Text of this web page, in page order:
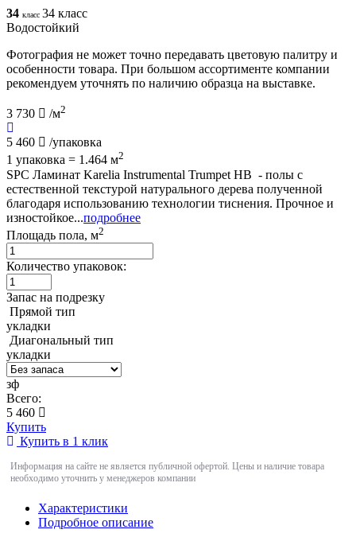
34 класс 34 класс
Водостойкий
Фотография не может точно передавать цветовую палитру и
особенности товара. При большом ассортименте компании
рекомендуем уточнять по наличию образца на выставке.
3 730 /м2
5 460
/упаковка
1 упаковка = 1.464 м2
SPC Ламинат Karelia Instrumental Trumpet HB - полы с
естественной текстурой натурального дерева полученной
благодаря использованию технологии тиснения. Прочное и
изностойкое...подробнее
Площадь пола, м2
Количество упаковок:
Запас на подрезку
Прямой тип
укладки
Диагональный тип
укладки
зф
Всего:
5 460
Купить
Купить в 1 клик
Информация на сайте не является публичной офертой. Цены и наличие товара
необходимо уточнить у менеджеров компании
Характеристики
Подробное описание